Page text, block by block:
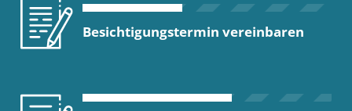
Besichtigungstermin vereinbaren